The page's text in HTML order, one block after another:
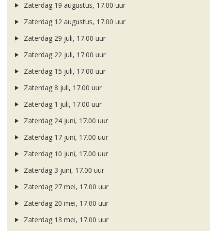
Zaterdag 19 augustus, 17.00 uur
Zaterdag 12 augustus, 17.00 uur
Zaterdag 29 juli, 17.00 uur
Zaterdag 22 juli, 17.00 uur
Zaterdag 15 juli, 17.00 uur
Zaterdag 8 juli, 17.00 uur
Zaterdag 1 juli, 17.00 uur
Zaterdag 24 juni, 17.00 uur
Zaterdag 17 juni, 17.00 uur
Zaterdag 10 juni, 17.00 uur
Zaterdag 3 juni, 17.00 uur
Zaterdag 27 mei, 17.00 uur
Zaterdag 20 mei, 17.00 uur
Zaterdag 13 mei, 17.00 uur